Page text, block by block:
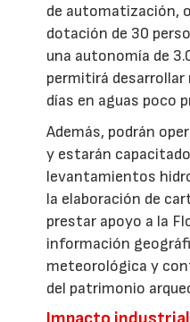
de automatización,
dotación de 30
una autonomía de
permitirá
días en aguas poco
Además, podrán
y estarán
levantamientos
la elaboración de
prestar apoyo a la
información
meteorológica y
del patrimonio